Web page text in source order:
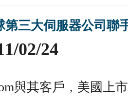
第三大伺服器公司聯
02/24
與其客戶，美國上